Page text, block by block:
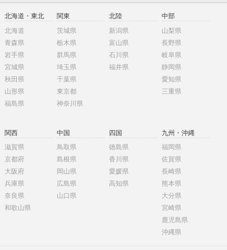
北海道・東北
北海道
青森県
岩手県
宮城県
秋田県
山形県
福島県
関東
茨城県
栃木県
群馬県
埼玉県
千葉県
東京都
神奈川県
北陸
新潟県
富山県
石川県
福井県
中部
山梨県
長野県
岐阜県
静岡県
愛知県
三重県
関西
滋賀県
京都府
大阪府
兵庫県
奈良県
和歌山県
中国
鳥取県
島根県
岡山県
広島県
山口県
四国
徳島県
香川県
愛媛県
高知県
九州・沖縄
福岡県
佐賀県
長崎県
熊本県
大分県
宮崎県
鹿児島県
沖縄県